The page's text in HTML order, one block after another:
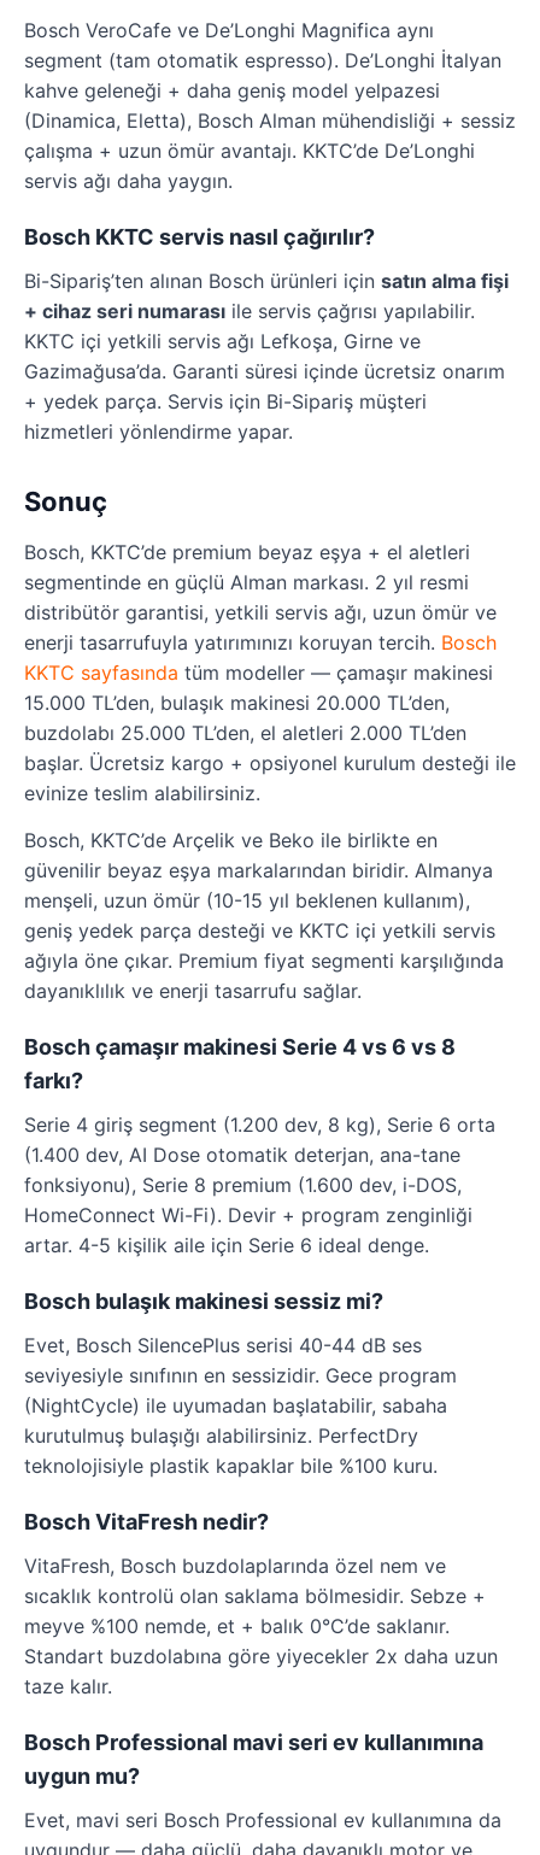
Bosch VeroCafe ve De’Longhi Magnifica aynı
segment (tam otomatik espresso). De’Longhi İtalyan
kahve geleneği + daha geniş model yelpazesi
(Dinamica, Eletta), Bosch Alman mühendisliği + sessiz
çalışma + uzun ömür avantajı. KKTC’de De’Longhi
servis ağı daha yaygın.
Bosch KKTC servis nasıl çağırılır?
Bi-Sipariş’ten alınan Bosch ürünleri için satın alma fişi
+ cihaz seri numarası ile servis çağrısı yapılabilir.
KKTC içi yetkili servis ağı Lefkoşa, Girne ve
Gazimağusa’da. Garanti süresi içinde ücretsiz onarım
+ yedek parça. Servis için Bi-Sipariş müşteri
hizmetleri yönlendirme yapar.
Sonuç
Bosch, KKTC’de premium beyaz eşya + el aletleri
segmentinde en güçlü Alman markası. 2 yıl resmi
distribütör garantisi, yetkili servis ağı, uzun ömür ve
enerji tasarrufuyla yatırımınızı koruyan tercih. Bosch
KKTC sayfasında tüm modeller — çamaşır makinesi
15.000 TL’den, bulaşık makinesi 20.000 TL’den,
buzdolabı 25.000 TL’den, el aletleri 2.000 TL’den
başlar. Ücretsiz kargo + opsiyonel kurulum desteği ile
evinize teslim alabilirsiniz.
Bosch, KKTC’de Arçelik ve Beko ile birlikte en
güvenilir beyaz eşya markalarından biridir. Almanya
menşeli, uzun ömür (10-15 yıl beklenen kullanım),
geniş yedek parça desteği ve KKTC içi yetkili servis
ağıyla öne çıkar. Premium fiyat segmenti karşılığında
dayanıklılık ve enerji tasarrufu sağlar.
Bosch çamaşır makinesi Serie 4 vs 6 vs 8
farkı?
Serie 4 giriş segment (1.200 dev, 8 kg), Serie 6 orta
(1.400 dev, AI Dose otomatik deterjan, ana-tane
fonksiyonu), Serie 8 premium (1.600 dev, i-DOS,
HomeConnect Wi-Fi). Devir + program zenginliği
artar. 4-5 kişilik aile için Serie 6 ideal denge.
Bosch bulaşık makinesi sessiz mi?
Evet, Bosch SilencePlus serisi 40-44 dB ses
seviyesiyle sınıfının en sessizidir. Gece program
(NightCycle) ile uyumadan başlatabilir, sabaha
kurutulmuş bulaşığı alabilirsiniz. PerfectDry
teknolojisiyle plastik kapaklar bile %100 kuru.
Bosch VitaFresh nedir?
VitaFresh, Bosch buzdolaplarında özel nem ve
sıcaklık kontrolü olan saklama bölmesidir. Sebze +
meyve %100 nemde, et + balık 0°C’de saklanır.
Standart buzdolabına göre yiyecekler 2x daha uzun
taze kalır.
Bosch Professional mavi seri ev kullanımına
uygun mu?
Evet, mavi seri Bosch Professional ev kullanımına da
uygundur — daha güçlü, daha dayanıklı motor ve